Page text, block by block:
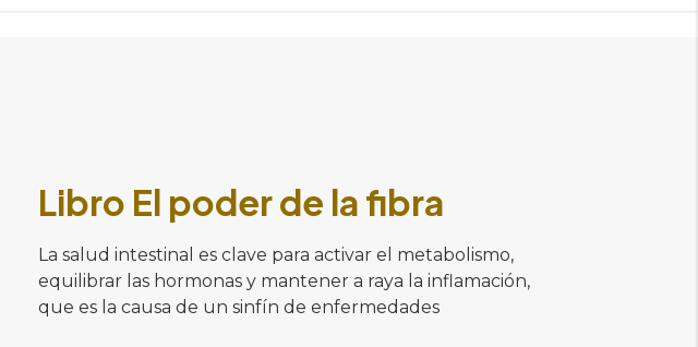
Libro El poder de la fibra
La salud intestinal es clave para activar el metabolismo,
equilibrar las hormonas y mantener a raya la inflamación,
que es la causa de un sinfín de enfermedades